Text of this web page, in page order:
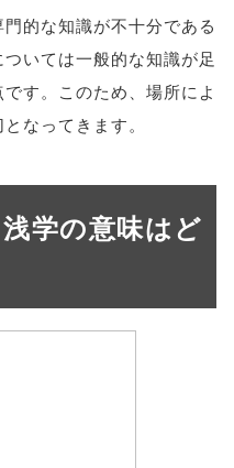
的な知識が不十分である
いては一般的な知識が足
す。このため、場所によ
なってきます。
学の意味はど